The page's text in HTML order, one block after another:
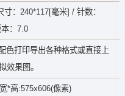
：240*117[毫米] / 针数：
：7.0
色打印导出各种格式或直接上
效果图。
*高:575x606(像素)